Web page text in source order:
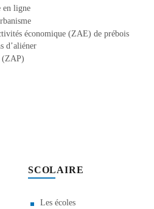
en ligne
économique (ZAE) de prébois
d’aliéner
(ZAP)
SCOLAIRE
Les écoles